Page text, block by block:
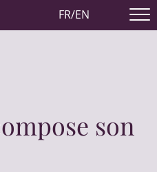
FR/EN
son